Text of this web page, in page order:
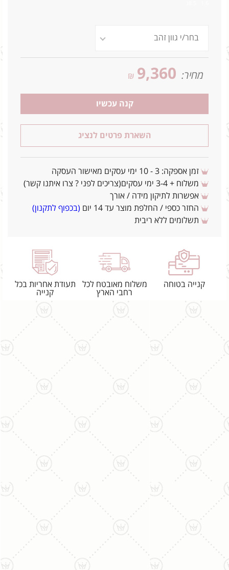
מחיר: 9,360
₪
קנה עכשיו
השארת פרטים לנציג
זמן אספקה: 3 - 10 ימי עסקים מאישור העסקה
משלוח + 3-4 ימי עסקים(צריכים לפני ? צרו איתנו קשר)
אפשרות לתיקון מידה / אורך
החזר כספי / החלפת מוצר עד 14 יום
(בכפוף לתקנון)
תשלומים ללא ריבית
קנייה בטוחה
משלוח מאובטח לכל
רחבי הארץ
תעודת אחריות בכל
קנייה